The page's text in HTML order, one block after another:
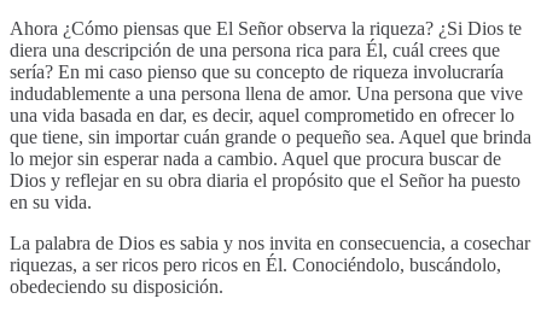
Ahora ¿Cómo piensas que El Señor observa la riqueza? ¿Si Dios te
diera una descripción de una persona rica para Él, cuál crees que
sería? En mi caso pienso que su concepto de riqueza involucraría
indudablemente a una persona llena de amor. Una persona que vive
una vida basada en dar, es decir, aquel comprometido en ofrecer lo
que tiene, sin importar cuán grande o pequeño sea. Aquel que brinda
lo mejor sin esperar nada a cambio. Aquel que procura buscar de
Dios y reflejar en su obra diaria el propósito que el Señor ha puesto
en su vida.
La palabra de Dios es sabia y nos invita en consecuencia, a cosechar
riquezas, a ser ricos pero ricos en Él. Conociéndolo, buscándolo,
obedeciendo su disposición.